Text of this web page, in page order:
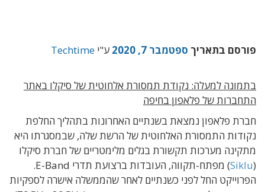
פורסם בתאריך ספטמבר 7, 2020 ע"י Techtime
בתמונה למעלה: נקודת תמסורת אלחוטית של סיקלו באתר
התחברות של פלאפון בחיפה
חברת פלאפון נמצאת בשנתיים האחרונות בתהליך החלפת
נקודות התמסורת האלחוטית של הרשת שלה, שבמסגרתו היא
מתקינה מערכות תקשורת בגלים מלימטריים של חברת סיקלו
(
Siklu
) מפתח-תקווה, העובדות ברצועת תדרי E-Band.
הפרוייקט החל לפני כשנתיים לאחר שהממשלה אישרה לספקיות